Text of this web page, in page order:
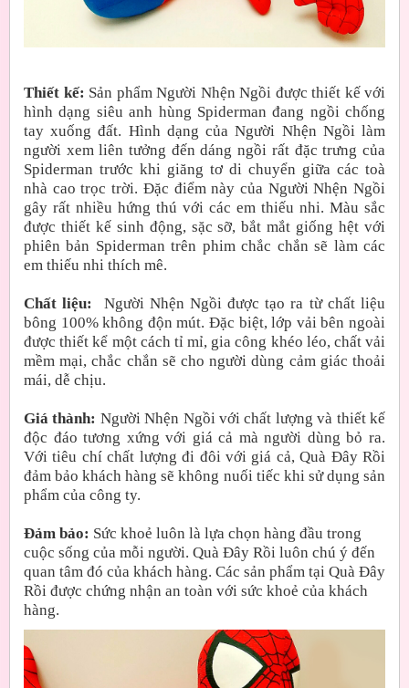
Thiết kế: Sản phẩm Người Nhện Ngồi được thiết kế với
hình dạng siêu anh hùng Spiderman đang ngồi chống
tay xuống đất. Hình dạng của Người Nhện Ngồi làm
người xem liên tưởng đến dáng ngồi rất đặc trưng của
Spiderman trước khi giăng tơ di chuyển giữa các toà
nhà cao trọc trời. Đặc điểm này của Người Nhện Ngồi
gây rất nhiều hứng thú với các em thiếu nhi. Màu sắc
được thiết kế sinh động, sặc sỡ, bắt mắt giống hệt với
phiên bản Spiderman trên phim chắc chắn sẽ làm các
em thiếu nhi thích mê.
Chất liệu:
Người Nhện Ngồi được tạo ra từ chất liệu
bông 100% không độn mút. Đặc biệt, lớp vải bên ngoài
được thiết kể một cách tỉ mỉ, gia công khéo léo, chất vải
mềm mại, chắc chắn sẽ cho người dùng cảm giác thoải
mái, dễ chịu.
Giá thành: Người Nhện Ngồi với chất lượng và thiết kế
độc đáo tương xứng với giá cả mà người dùng bỏ ra.
Với tiêu chí chất lượng đi đôi với giá cả, Quà Đây Rồi
đảm bảo khách hàng sẽ không nuối tiếc khi sử dụng sản
phẩm của công ty.
Đảm bảo: Sức khoẻ luôn là lựa chọn hàng đầu trong
cuộc sống của mỗi người. Quà Đây Rồi luôn chú ý đến
quan tâm đó của khách hàng. Các sản phẩm tại Quà Đây
Rồi được chứng nhận an toàn với sức khoẻ của khách
hàng.